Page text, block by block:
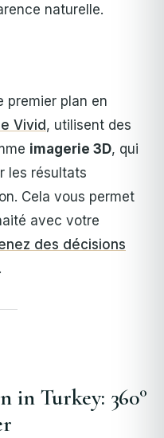
naturelle.
premier plan en
Vivid, utilisent des
imagerie 3D, qui
les résultats
Cela vous permet
avec votre
des décisions
.
in Turkey: 360°